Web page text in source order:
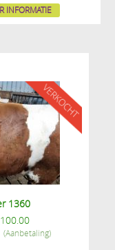
INFORMATIE
1360